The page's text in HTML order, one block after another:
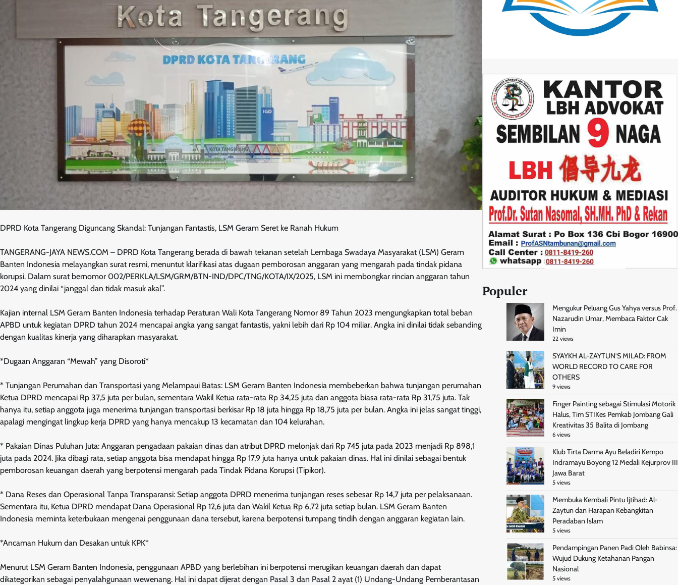
DPRD Kota Tangerang Diguncang Skandal: Tunjangan Fantastis, LSM Geram Seret ke Ranah Hukum
TANGERANG-JAYA NEWS.COM – DPRD Kota Tangerang berada di bawah tekanan setelah Lembaga Swadaya Masyarakat (LSM) Geram
Banten Indonesia melayangkan surat resmi, menuntut klarifikasi atas dugaan pemborosan anggaran yang mengarah pada tindak pidana
korupsi. Dalam surat bernomor 002/PERKLA/LSM/GRM/BTN-IND/DPC/TNG/KOTA/IX/2025, LSM ini membongkar rincian anggaran tahun
2024 yang dinilai “janggal dan tidak masuk akal”.
Kajian internal LSM Geram Banten Indonesia terhadap Peraturan Wali Kota Tangerang Nomor 89 Tahun 2023 mengungkapkan total beban
APBD untuk kegiatan DPRD tahun 2024 mencapai angka yang sangat fantastis, yakni lebih dari Rp 104 miliar. Angka ini dinilai tidak sebanding
dengan kualitas kinerja yang diharapkan masyarakat.
*Dugaan Anggaran “Mewah” yang Disoroti*
* Tunjangan Perumahan dan Transportasi yang Melampaui Batas: LSM Geram Banten Indonesia membeberkan bahwa tunjangan perumahan
Ketua DPRD mencapai Rp 37,5 juta per bulan, sementara Wakil Ketua rata-rata Rp 34,25 juta dan anggota biasa rata-rata Rp 31,75 juta. Tak
hanya itu, setiap anggota juga menerima tunjangan transportasi berkisar Rp 18 juta hingga Rp 18,75 juta per bulan. Angka ini jelas sangat tinggi,
apalagi mengingat lingkup kerja DPRD yang hanya mencakup 13 kecamatan dan 104 kelurahan.
* Pakaian Dinas Puluhan Juta: Anggaran pengadaan pakaian dinas dan atribut DPRD melonjak dari Rp 745 juta pada 2023 menjadi Rp 898,1
juta pada 2024. Jika dibagi rata, setiap anggota bisa mendapat hingga Rp 17,9 juta hanya untuk pakaian dinas. Hal ini dinilai sebagai bentuk
pemborosan keuangan daerah yang berpotensi mengarah pada Tindak Pidana Korupsi (Tipikor).
* Dana Reses dan Operasional Tanpa Transparansi: Setiap anggota DPRD menerima tunjangan reses sebesar Rp 14,7 juta per pelaksanaan.
Sementara itu, Ketua DPRD mendapat Dana Operasional Rp 12,6 juta dan Wakil Ketua Rp 6,72 juta setiap bulan. LSM Geram Banten
Indonesia meminta keterbukaan mengenai penggunaan dana tersebut, karena berpotensi tumpang tindih dengan anggaran kegiatan lain.
*Ancaman Hukum dan Desakan untuk KPK*
Menurut LSM Geram Banten Indonesia, penggunaan APBD yang berlebihan ini berpotensi merugikan keuangan daerah dan dapat
dikategorikan sebagai penyalahgunaan wewenang. Hal ini dapat dijerat dengan Pasal 3 dan Pasal 2 ayat (1) Undang-Undang Pemberantasan
Populer
Mengukur Peluang Gus Yahya versus Prof.
Nazarudin Umar, Membaca Faktor Cak
Imin
22 views
SYAYKH AL-ZAYTUN’S MILAD: FROM
WORLD RECORD TO CARE FOR
OTHERS
9 views
Finger Painting sebagai Stimulasi Motorik
Halus, Tim STIKes Pemkab Jombang Gali
Kreativitas 35 Balita di Jombang
6 views
Klub Tirta Darma Ayu Beladiri Kempo
Indramayu Boyong 12 Medali Kejurprov III
Jawa Barat
5 views
Membuka Kembali Pintu Ijtihad: Al-
Zaytun dan Harapan Kebangkitan
Peradaban Islam
5 views
Pendampingan Panen Padi Oleh Babinsa:
Wujud Dukung Ketahanan Pangan
Nasional
5 views